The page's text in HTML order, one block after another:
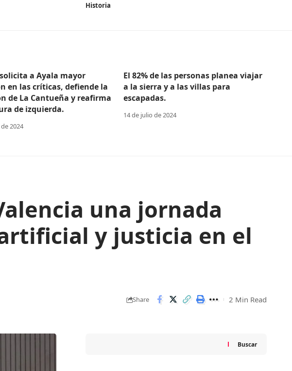
Historia
a Ayala mayor
en las críticas, defiende la
de La Cantueña y reafirma
de izquierda.
2024
El 82% de las personas planea viajar
a la sierra y a las villas para
escapadas.
14 de julio de 2024
una jornada
y justicia en el
Share 2 Min Read
Buscar